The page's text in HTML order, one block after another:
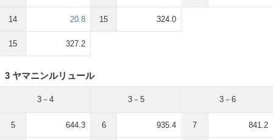
14 20.8
15 327.2
15 324.0
3 ヤマニンルリュール
3－4
5 644.3
3－5
6 935.4
3－6
7 841.2